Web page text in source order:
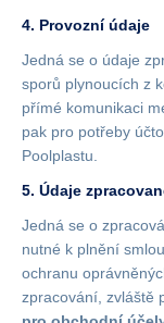
4. Provozní údaje
Jedná se o údaje
sporů plynoucích z
přímé komunikaci
pak pro potřeby
Poolplastu.
5. Údaje
Jedná se o
nutné k plnění
ochranu
zpracování, zvláště